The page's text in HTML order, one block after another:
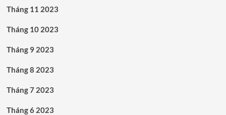
Tháng 11 2023
Tháng 10 2023
Tháng 9 2023
Tháng 8 2023
Tháng 7 2023
Tháng 6 2023